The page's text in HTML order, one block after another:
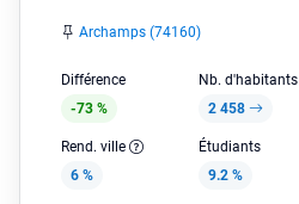
Archamps (74160)
Différence
-73 %
Nb. d'habitants
2 458
Rend. ville
6 %
Étudiants
9.2 %